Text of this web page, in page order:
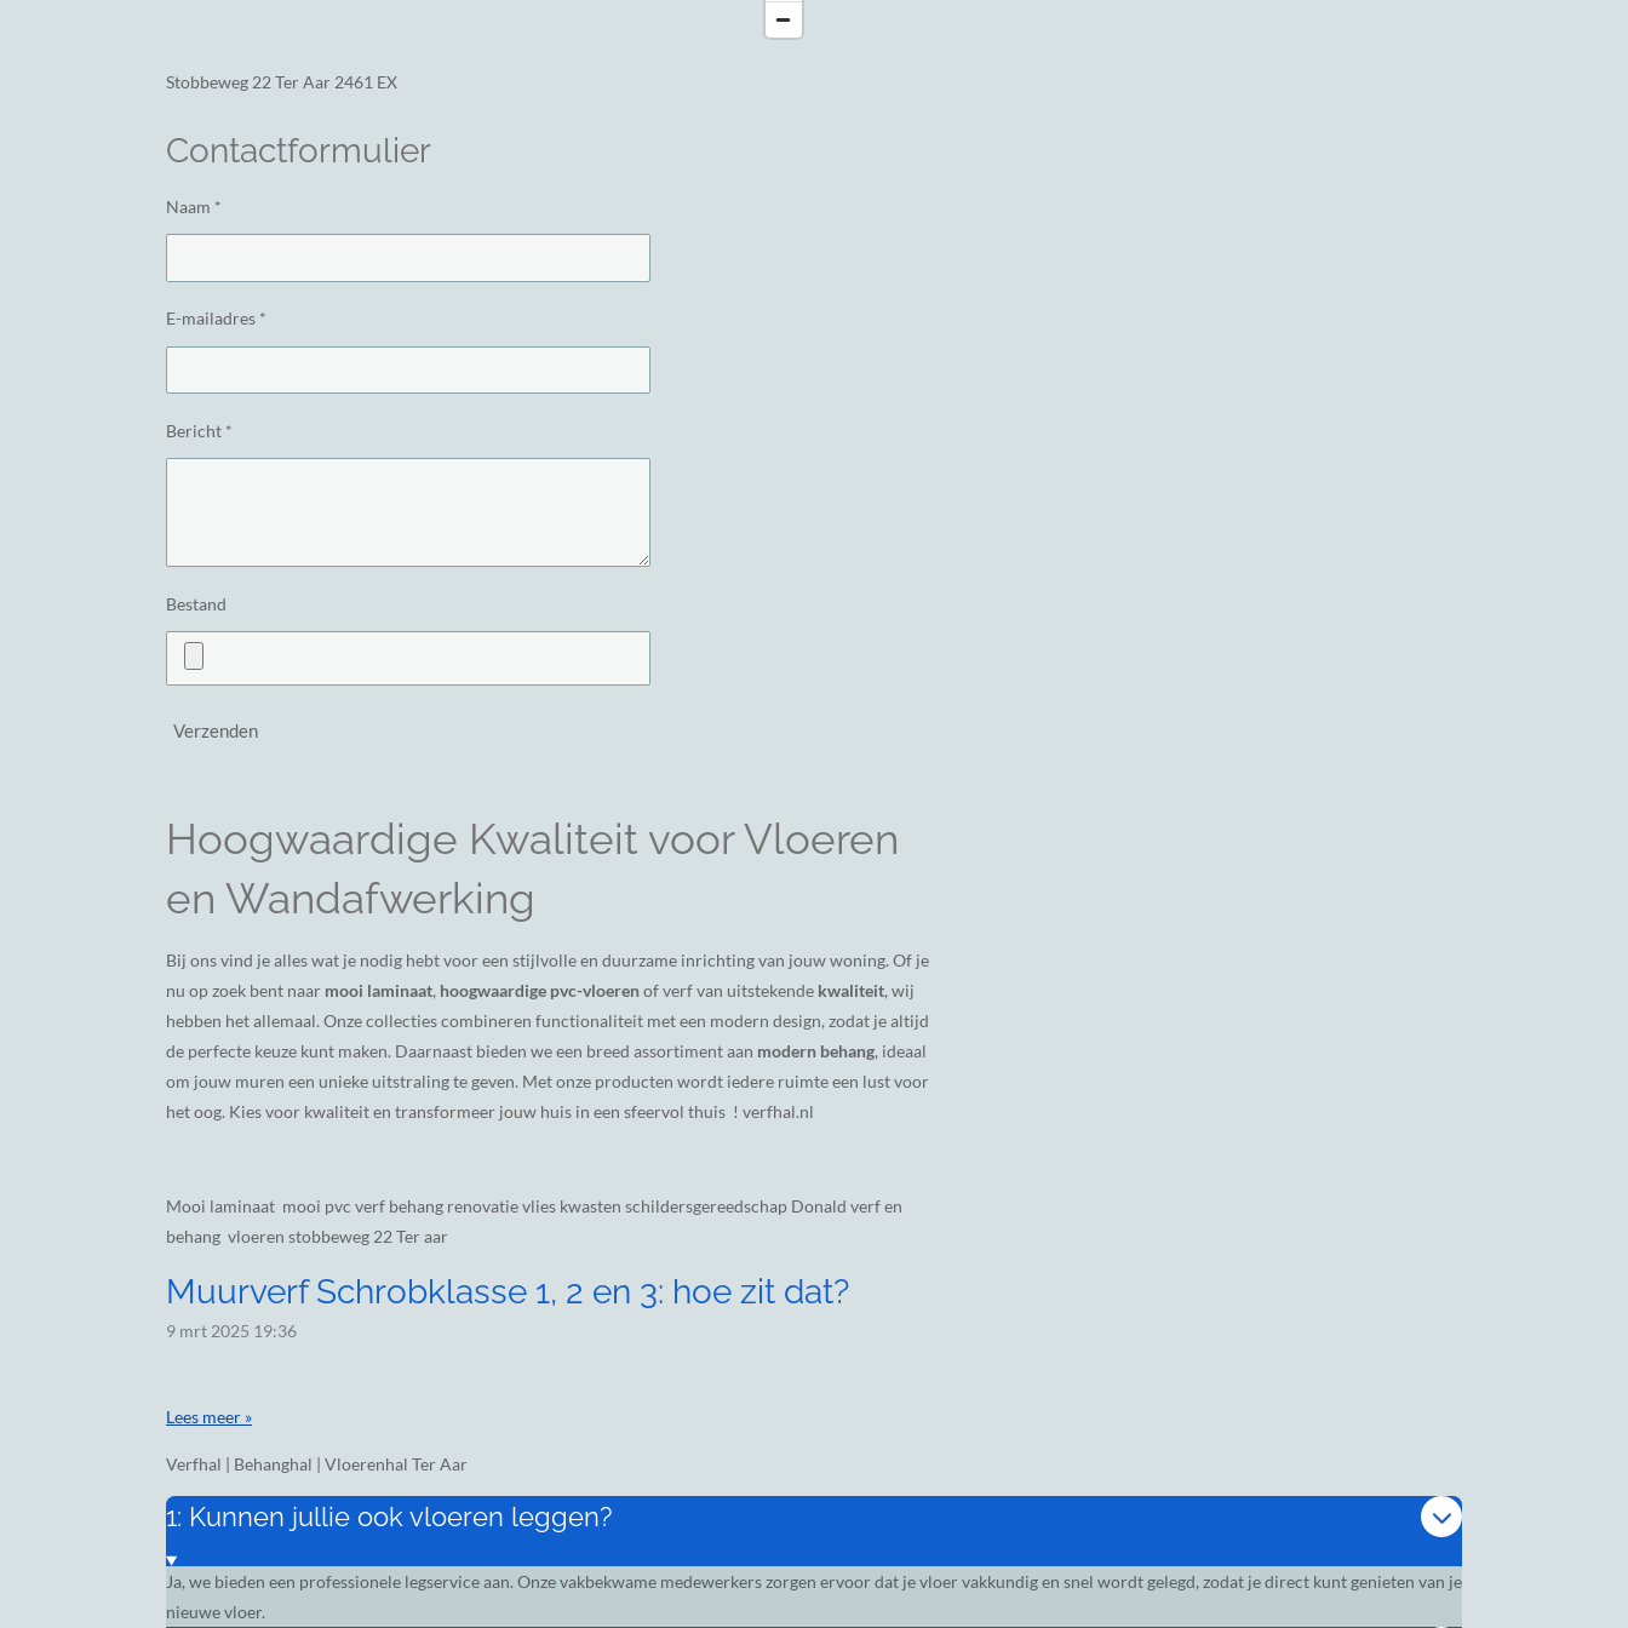
Stobbeweg 22 Ter Aar 2461 EX
Contactformulier
Naam *
E-mailadres *
Bericht *
Bestand
Verzenden
Hoogwaardige Kwaliteit voor Vloeren
en Wandafwerking
Bij ons vind je alles wat je nodig hebt voor een stijlvolle en duurzame inrichting van jouw woning. Of je
nu op zoek bent naar mooi laminaat, hoogwaardige pvc-vloerenof verf van uitstekende kwaliteit, wij
hebben het allemaal. Onze collecties combineren functionaliteit met een modern design, zodat je altijd
de perfecte keuze kunt maken. Daarnaast bieden we een breed assortiment aan modern behang, ideaal
om jouw muren een unieke uitstraling te geven. Met onze producten wordt iedere ruimte een lust voor
het oog. Kies voor kwaliteit en transformeer jouw huis in een sfeervol thuis ! verfhal.nl
Mooi laminaat mooi pvc verf behang renovatie vlies kwasten schildersgereedschap Donald verf en
behang vloeren stobbeweg 22 Ter aar
Muurverf Schrobklasse 1, 2 en 3: hoe zit dat?
9 mrt 2025 19:36
Lees meer »
Verfhal | Behanghal | Vloerenhal Ter Aar
1: Kunnen jullie ook vloeren leggen?
Ja, we bieden een professionele legservice aan. Onze vakbekwame medewerkers zorgen ervoor dat je vloer vakkundig en snel wordt gelegd, zodat je direct kunt genieten van je
nieuwe vloer.